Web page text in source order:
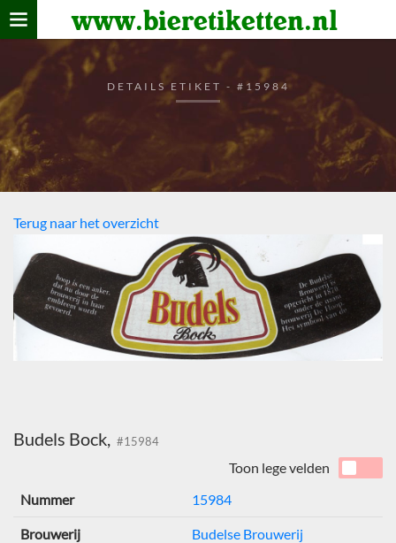
www.bieretiketten.nl
Home
verzamelen
De bierkaart
Bezoekers
DETAILS ETIKET - #15984
Terug naar het overzicht
Budels Bock, #15984
Toon lege velden
Nummer
15984
Brouwerij Budelse Brouwerij